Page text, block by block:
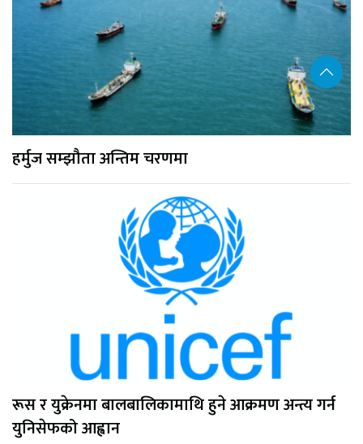
हर्मुज सम्झौता अन्तिम चरणमा
रूस र युक्रेनमा बालबालिकामाथि हुने आक्रमण अन्त्य गर्न
युनिसेफको आह्वान